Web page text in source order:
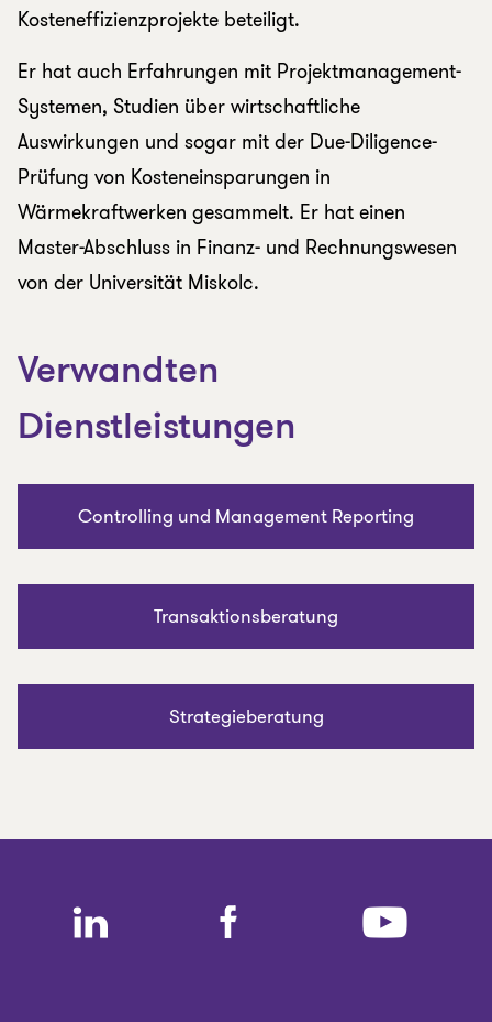
Kosteneffizienzprojekte beteiligt.
Er hat auch Erfahrungen mit Projektmanagement-
Systemen, Studien über wirtschaftliche
Auswirkungen und sogar mit der Due-Diligence-
Prüfung von Kosteneinsparungen in
Wärmekraftwerken gesammelt. Er hat einen
Master-Abschluss in Finanz- und Rechnungswesen
von der Universität Miskolc.
Verwandten
Dienstleistungen
Controlling und Management Reporting
Transaktionsberatung
Strategieberatung